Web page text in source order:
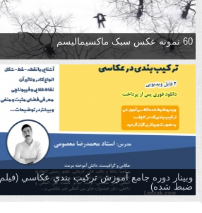
60 نمونه عکس سبک ماکسیمالیسم
وبینار دوره جامع آموزش تركيب بندي عكاسي (فیلم
ضبط شده)